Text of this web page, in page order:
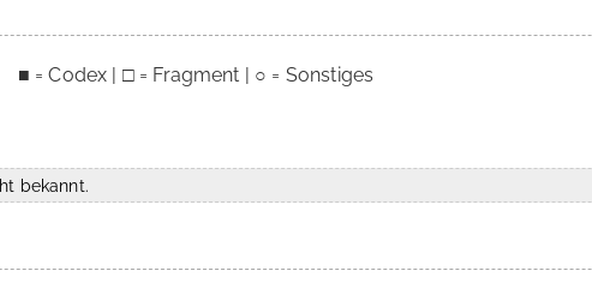
■ = Codex | □ = Fragment | ○ = Sonstiges
bekannt.